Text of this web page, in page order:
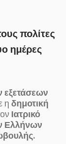
πολίτες
ημέρες
ηδημοτική
Ιατρικό
Ελλήνων